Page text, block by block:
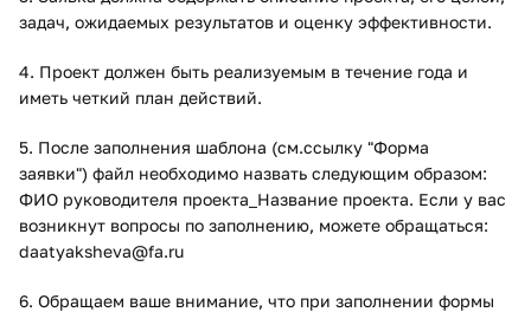
задач, ожидаемых результатов и оценку эффективности.
4. Проект должен быть реализуемым в течение года и
иметь четкий план действий.
5. После заполнения шаблона (см.ссылку "Форма
заявки") файл необходимо назвать следующим образом:
ФИО руководителя проекта_Название проекта. Если у вас
возникнут вопросы по заполнению, можете обращаться:
daatyaksheva@fa.ru
6. Обращаем ваше внимание, что при заполнении формы